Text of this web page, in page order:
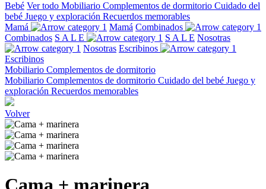
Bebé Ver todo Mobiliario Complementos de dormitorio Cuidado del
bebé Juego y exploración Recuerdos memorables
Mamá
Mamá Combinados
Combinados S A L E S A L E Nosotras
Nosotras Escribinos
Escribinos
Mobiliario Complementos de dormitorio
Mobiliario Complementos de dormitorio Cuidado del bebé Juego y
exploración Recuerdos memorables
Volver